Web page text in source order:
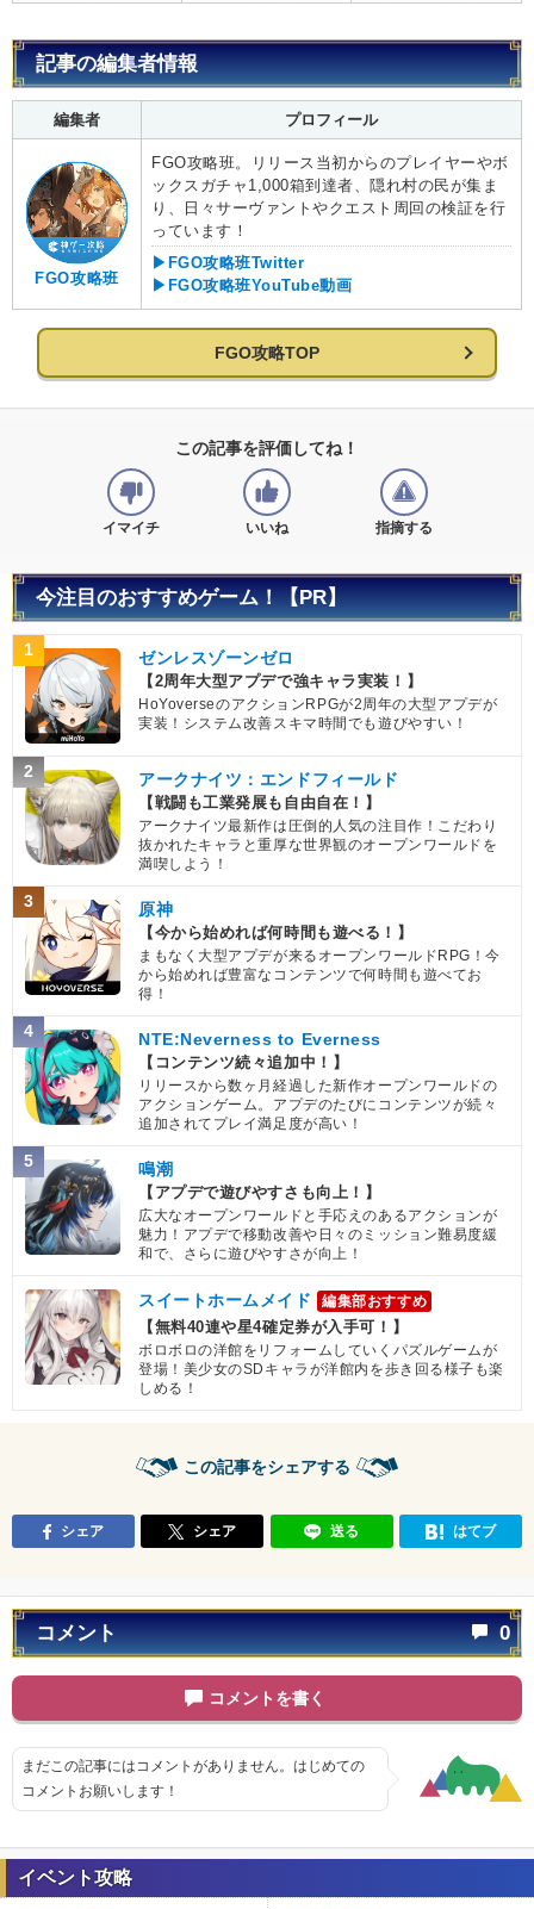
記事の編集者情報
編集者 プロフィール
FGO攻略班
FGO攻略班。リリース当初からのプレイヤーやボ
ックスガチャ1,000箱到達者、隠れ村の民が集ま
り、日々サーヴァントやクエスト周回の検証を行
っています！
▶FGO攻略班Twitter
▶FGO攻略班YouTube動画
FGO攻略TOP
この記事を評価してね！
イマイチ いいね 指摘する
今注目のおすすめゲーム！【PR】
1 ゼンレスゾーンゼロ
【2周年大型アプデで強キャラ実装！】
HoYoverseのアクションRPGが2周年の大型アプデが
実装！システム改善スキマ時間でも遊びやすい！
2 アークナイツ：エンドフィールド
【戦闘も工業発展も自由自在！】
アークナイツ最新作は圧倒的人気の注目作！こだわり
抜かれたキャラと重厚な世界観のオープンワールドを
満喫しよう！
3 原神
【今から始めれば何時間も遊べる！】
まもなく大型アプデが来るオープンワールドRPG！今
から始めれば豊富なコンテンツで何時間も遊べてお
得！
4 NTE:Neverness to Everness
【コンテンツ続々追加中！】
リリースから数ヶ月経過した新作オープンワールドの
アクションゲーム。アプデのたびにコンテンツが続々
追加されてプレイ満足度が高い！
5 鳴潮
【アプデで遊びやすさも向上！】
広大なオープンワールドと手応えのあるアクションが
魅力！アプデで移動改善や日々のミッション難易度緩
和で、さらに遊びやすさが向上！
スイートホームメイド 編集部おすすめ
【無料40連や星4確定券が入手可！】
ボロボロの洋館をリフォームしていくパズルゲームが
登場！美少女のSDキャラが洋館内を歩き回る様子も楽
しめる！
この記事をシェアする
シェア シェア 送る はてブ
コメント 0
コメントを書く
まだこの記事にはコメントがありません。はじめての
コメントお願いします！
イベント攻略